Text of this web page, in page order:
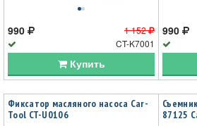
1 152
990
CT-K7001
Купить
990
Фиксатор масляного насоса Car-
Tool CT-U0106
87125